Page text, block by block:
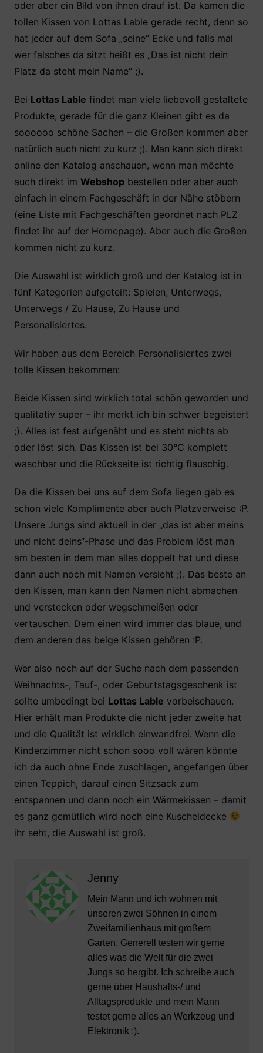
e
b
o
o
er s
A
p
p
e
st
n
oder aber ein Bild von ihnen drauf ist. Da kamen die
tollen Kissen von Lottas Lable gerade recht, denn so
hat jeder auf dem Sofa „seine“ Ecke und falls mal
wer falsches da sitzt heißt es „Das ist nicht dein
Platz da steht mein Name“ ;).
Bei Lottas Lable findet man viele liebevoll gestaltete
Produkte, gerade für die ganz Kleinen gibt es da
soooooo schöne Sachen – die Großen kommen aber
natürlich auch nicht zu kurz ;). Man kann sich direkt
online den Katalog anschauen, wenn man möchte
auch direkt im Webshopbestellen oder aber auch
einfach in einem Fachgeschäft in der Nähe stöbern
(eine Liste mit Fachgeschäften geordnet nach PLZ
findet ihr auf der Homepage). Aber auch die Großen
kommen nicht zu kurz.
Die Auswahl ist wirklich groß und der Katalog ist in
fünf Kategorien aufgeteilt: Spielen, Unterwegs,
Unterwegs / Zu Hause, Zu Hause und
Personalisiertes.
Wir haben aus dem Bereich Personalisiertes zwei
tolle Kissen bekommen:
Beide Kissen sind wirklich total schön geworden und
qualitativ super – ihr merkt ich bin schwer begeistert
;). Alles ist fest aufgenäht und es steht nichts ab
oder löst sich. Das Kissen ist bei 30°C komplett
waschbar und die Rückseite ist richtig flauschig.
Da die Kissen bei uns auf dem Sofa liegen gab es
schon viele Komplimente aber auch Platzverweise :P.
Unsere Jungs sind aktuell in der „das ist aber meins
und nicht deins“-Phase und das Problem löst man
am besten in dem man alles doppelt hat und diese
dann auch noch mit Namen versieht ;). Das beste an
den Kissen, man kann den Namen nicht abmachen
und verstecken oder wegschmeißen oder
vertauschen. Dem einen wird immer das blaue, und
dem anderen das beige Kissen gehören :P.
Wer also noch auf der Suche nach dem passenden
Weihnachts-, Tauf-, oder Geburtstagsgeschenk ist
sollte umbedingt bei Lottas Lable vorbeischauen.
Hier erhält man Produkte die nicht jeder zweite hat
und die Qualität ist wirklich einwandfrei. Wenn die
Kinderzimmer nicht schon sooo voll wären könnte
ich da auch ohne Ende zuschlagen, angefangen über
einen Teppich, darauf einen Sitzsack zum
entspannen und dann noch ein Wärmekissen – damit
es ganz gemütlich wird noch eine Kuscheldecke
ihr seht, die Auswahl ist groß.
Jenny
Mein Mann und ich wohnen mit
unseren zwei Söhnen in einem
Zweifamilienhaus mit großem
Garten. Generell testen wir gerne
alles was die Welt für die zwei
Jungs so hergibt. Ich schreibe auch
gerne über Haushalts-/ und
Alltagsprodukte und mein Mann
testet gerne alles an Werkzeug und
Elektronik ;).